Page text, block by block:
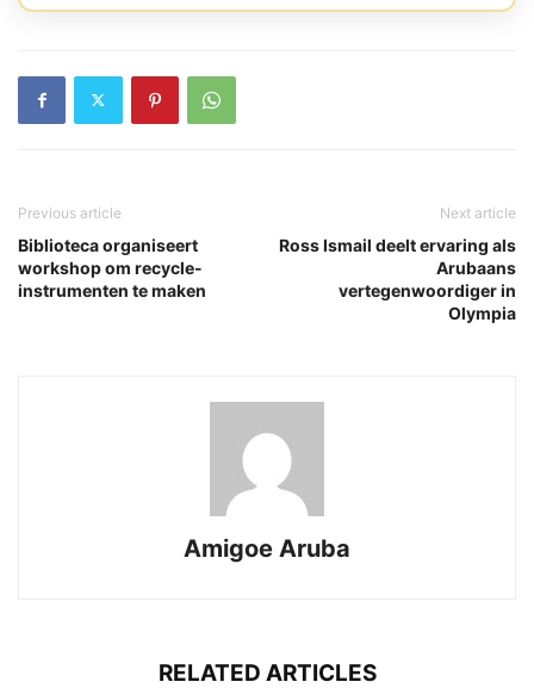
Previous article
Biblioteca organiseert
workshop om recycle-
instrumenten te maken
Next article
Ross Ismail deelt ervaring als
Arubaans
vertegenwoordiger in
Olympia
Amigoe Aruba
RELATED ARTICLES